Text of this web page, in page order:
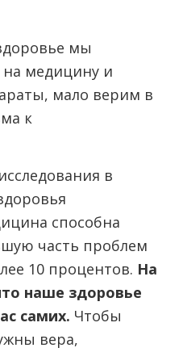
мы
на медицину и
мало верим в
к
в
способна
часть проблем
10 процентов. На
наше здоровье
самих. Чтобы
вера,